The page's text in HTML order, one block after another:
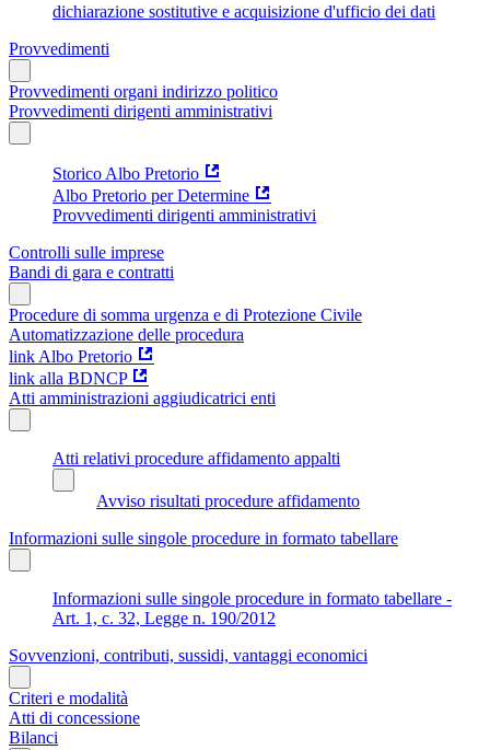
dichiarazione sostitutive e acquisizione d'ufficio dei dati
Provvedimenti
Provvedimenti organi indirizzo politico
Provvedimenti dirigenti amministrativi
Storico Albo Pretorio
Albo Pretorio per Determine
Provvedimenti dirigenti amministrativi
Controlli sulle imprese
Bandi di gara e contratti
Procedure di somma urgenza e di Protezione Civile
Automatizzazione delle procedura
link Albo Pretorio
link alla BDNCP
Atti amministrazioni aggiudicatrici enti
Atti relativi procedure affidamento appalti
Avviso risultati procedure affidamento
Informazioni sulle singole procedure in formato tabellare
Informazioni sulle singole procedure in formato tabellare -
Art. 1, c. 32, Legge n. 190/2012
Sovvenzioni, contributi, sussidi, vantaggi economici
Criteri e modalità
Atti di concessione
Bilanci